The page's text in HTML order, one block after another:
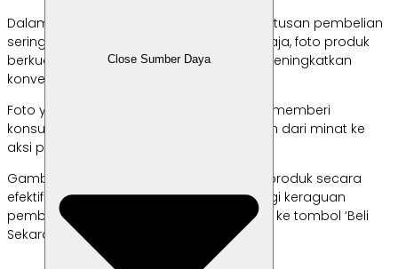
Close Sumber Daya
Dalam dunia e-commerce, di mana keputusan pembelian
sering kali dibuat berdasarkan gambar saja, foto produk
berkualitas tinggi berperan kritis dalam meningkatkan
konversi penjualan.
Foto yang jelas, menarik, dan profesional memberi
konsumen kepercayaan untuk melangkah dari minat ke
aksi pembelian.
Gambar yang mengkomunikasikan nilai produk secara
efektif dapat secara signifikan mengurangi keraguan
pembeli, mengarahkan mereka langsung ke tombol ‘Beli
Sekarang’.